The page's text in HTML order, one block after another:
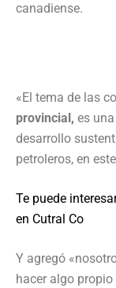
canadiense.
«El tema de las
provincial, es
desarrollo
petroleros, en
Te puede
en Cutral Co
Y agregó
hacer algo